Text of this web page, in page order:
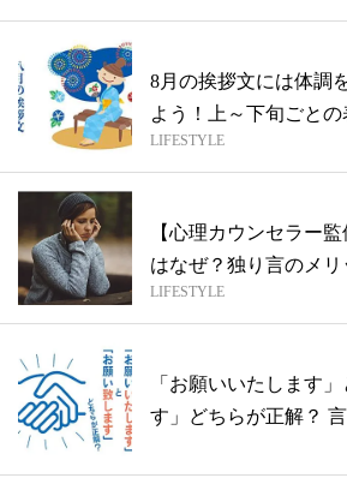
8月の挨拶文には体調
よう！上～下旬ごと
LIFESTYLE
【心理カウンセラー
はなぜ？独り言のメ
LIFESTYLE
「お願いいたします
す」どちらが正解？